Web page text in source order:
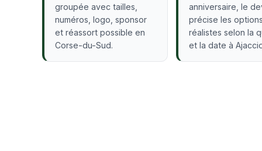
groupée avec tailles,
numéros, logo, sponsor
et réassort possible en
Corse-du-Sud.
anniversaire, le
précise les
réalistes selon la
et la date à